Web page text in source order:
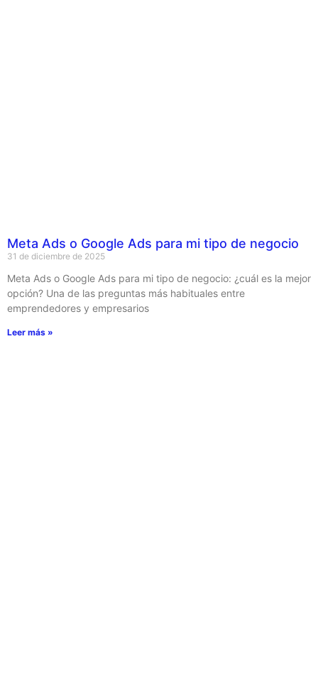
Meta Ads o Google Ads para mi tipo de negocio
31 de diciembre de 2025
Meta Ads o Google Ads para mi tipo de negocio: ¿cuál es la mejor
opción? Una de las preguntas más habituales entre
emprendedores y empresarios
Leer más »